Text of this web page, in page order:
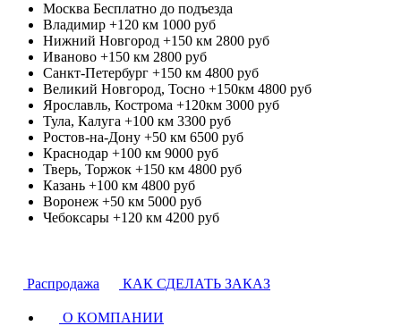
Москва Бесплатно до подъезда
Владимир +120 км 1000 руб
Нижний Новгород +150 км 2800 руб
Иваново +150 км 2800 руб
Санкт-Петербург +150 км 4800 руб
Великий Новгород, Тосно +150км 4800 руб
Ярославль, Кострома +120км 3000 руб
Тула, Калуга +100 км 3300 руб
Ростов-на-Дону +50 км 6500 руб
Краснодар +100 км 9000 руб
Тверь, Торжок +150 км 4800 руб
Казань +100 км 4800 руб
Воронеж +50 км 5000 руб
Чебоксары +120 км 4200 руб
Распродажа КАК СДЕЛАТЬ ЗАКАЗ
О КОМПАНИИ